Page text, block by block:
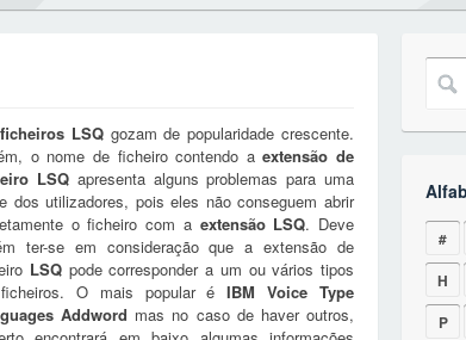
LSQgozam de popularidade crescente.
o nome de ficheiro contendo aextensão de
LSQapresenta alguns problemas para uma
dos utilizadores, pois eles não conseguem abrir
o ficheiro com a extensão LSQ. Deve
ter-se em consideração que a extensão de
LSQpode corresponder a um ou vários tipos
O mais popular éIBM Voice Type
Addword mas no caso de haver outros,
#
H
P